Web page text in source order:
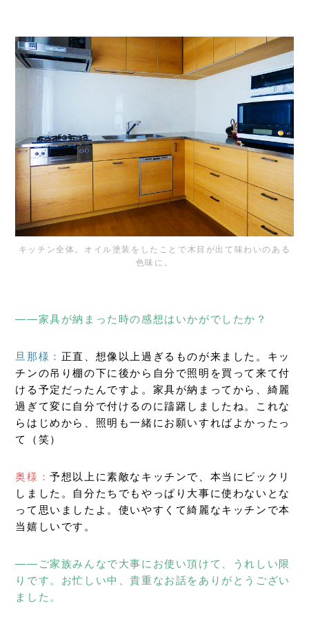
キッチン全体。オイル塗装をしたことで木目が出て味わいのある
色味に。
――家具が納まった時の感想はいかがでしたか？
旦那様： 正直、想像以上過ぎるものが来ました。キッ
チンの吊り棚の下に後から自分で照明を買って来て付
ける予定だったんですよ。家具が納まってから、綺麗
過ぎて変に自分で付けるのに躊躇しましたね。これな
らはじめから、照明も一緒にお願いすればよかったっ
て（笑）
奥様：予想以上に素敵なキッチンで、本当にビックリ
しました。自分たちでもやっぱり大事に使わないとな
って思いましたよ。使いやすくて綺麗なキッチンで本
当嬉しいです。
――ご家族みんなで大事にお使い頂けて、うれしい限
りです。お忙しい中、貴重なお話をありがとうござい
ました。